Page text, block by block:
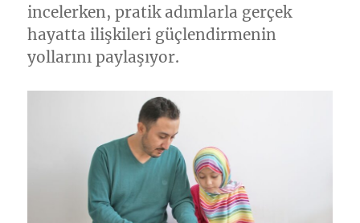
incelerken, pratik adımlarla gerçek
hayatta ilişkileri güçlendirmenin
yollarını paylaşıyor.